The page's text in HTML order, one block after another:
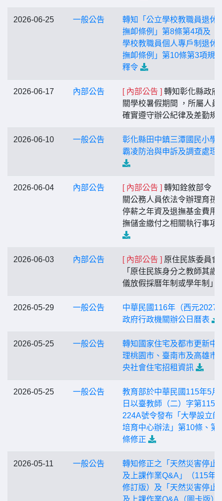
2026-06-25 一般公告
轉知「公立學校教職員退休
撫卹條例」第8條第4項及「
學校教職員個人專戶制退休
撫卹條例」第10條第3項規
釋令
2026-06-17 內部公告 [ 內部公告 ] 轉知彰化縣政府
關學校暑假期間 ，所屬人員
確實遵守辦公紀律及差勤規
2026-06-10 一般公告
彰化縣田中鎮三潭國民小學
霸凌防治與申訴及調查處理
2026-06-04 內部公告 [ 內部公告 ] 轉知銓敘部令，
關公務人員依法令辦理育孫
停薪之年資及退撫基金費用/
撫儲金繳付之相關執行事項
2026-06-03 內部公告 [ 內部公告 ] 原住民族委員會
「原住民族身分之教師其歲
儀放假採曆年制或學年制」
2026-05-29 一般公告
中華民國116年（西元2027
政府行政機關辦公日曆表
2026-05-25 一般公告
轉知國家住宅及都市更新中
理桃園市、臺南市及高雄市
央社會住宅招租資訊
2026-05-25 一般公告
教育部於中華民國115年5月
日以臺教師（二）字第
224A號令發布「大學設立師
培育中心辦法」第10條、第
條修正
2026-05-11 一般公告
轉知修正之「天然災害停止
及上課作業Q&A」（115年5
修訂版）及「天然災害停止
及上課作業Q&A（圖卡版）